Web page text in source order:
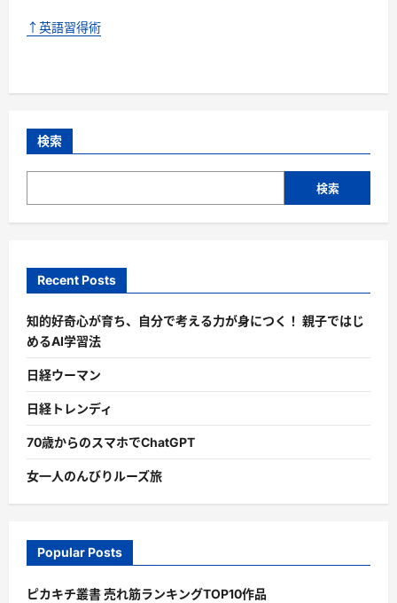
↑英語習得術
検索
検索
Recent Posts
知的好奇心が育ち、自分で考える力が身につく！ 親子ではじ
めるAI学習法
日経ウーマン
日経トレンディ
70歳からのスマホでChatGPT
女一人のんびりルーズ旅
Popular Posts
ピカキチ叢書 売れ筋ランキングTOP10作品